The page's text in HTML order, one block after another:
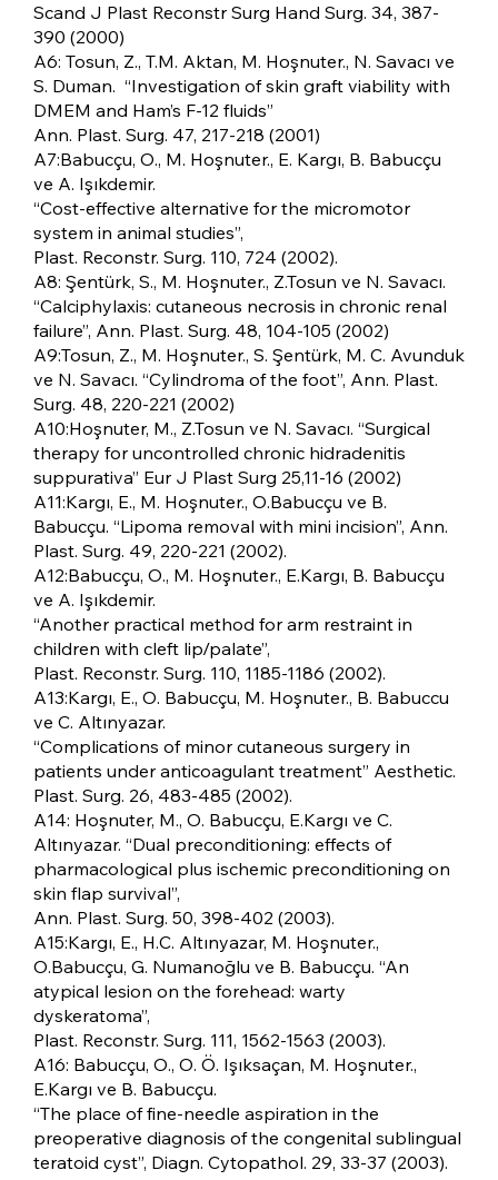
Scand J Plast Reconstr Surg Hand Surg. 34, 387-
390 (2000)
A6: Tosun, Z., T.M. Aktan, M. Hoşnuter., N. Savacı ve
S. Duman. “Investigation of skin graft viability with
DMEM and Ham’s F-12 fluids”
Ann. Plast. Surg. 47, 217-218 (2001)
A7:Babucçu, O., M. Hoşnuter., E. Kargı, B. Babucçu
ve A. Işıkdemir.
“Cost-effective alternative for the micromotor
system in animal studies”,
Plast. Reconstr. Surg. 110, 724 (2002).
A8: Şentürk, S., M. Hoşnuter., Z.Tosun ve N. Savacı.
“Calciphylaxis: cutaneous necrosis in chronic renal
failure”, Ann. Plast. Surg. 48, 104-105 (2002)
A9:Tosun, Z., M. Hoşnuter., S. Şentürk, M. C. Avunduk
ve N. Savacı. “Cylindroma of the foot”, Ann. Plast.
Surg. 48, 220-221 (2002)
A10:Hoşnuter, M., Z.Tosun ve N. Savacı. “Surgical
therapy for uncontrolled chronic hidradenitis
suppurativa” Eur J Plast Surg 25,11-16 (2002)
A11:Kargı, E., M. Hoşnuter., O.Babucçu ve B.
Babucçu. “Lipoma removal with mini incision”, Ann.
Plast. Surg. 49, 220-221 (2002).
A12:Babucçu, O., M. Hoşnuter., E.Kargı, B. Babucçu
ve A. Işıkdemir.
“Another practical method for arm restraint in
children with cleft lip/palate”,
Plast. Reconstr. Surg. 110, 1185-1186 (2002).
A13:Kargı, E., O. Babucçu, M. Hoşnuter., B. Babuccu
ve C. Altınyazar.
“Complications of minor cutaneous surgery in
patients under anticoagulant treatment” Aesthetic.
Plast. Surg. 26, 483-485 (2002).
A14: Hoşnuter, M., O. Babucçu, E.Kargı ve C.
Altınyazar. “Dual preconditioning: effects of
pharmacological plus ischemic preconditioning on
skin flap survival”,
Ann. Plast. Surg. 50, 398-402 (2003).
A15:Kargı, E., H.C. Altınyazar, M. Hoşnuter.,
O.Babucçu, G. Numanoğlu ve B. Babucçu. “An
atypical lesion on the forehead: warty
dyskeratoma”,
Plast. Reconstr. Surg. 111, 1562-1563 (2003).
A16: Babucçu, O., O. Ö. Işıksaçan, M. Hoşnuter.,
E.Kargı ve B. Babucçu.
“The place of fine-needle aspiration in the
preoperative diagnosis of the congenital sublingual
teratoid cyst”, Diagn. Cytopathol. 29, 33-37 (2003).